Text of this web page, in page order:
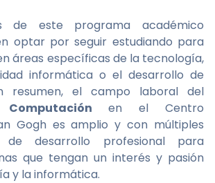
de este programa académico
optar por seguir estudiando para
áreas específicas de la tecnología,
informática o el desarrollo de
resumen, el campo laboral del
en el Centro
Gogh es amplio y con múltiples
de desarrollo profesional para
que tengan un interés y pasión
y la informática.